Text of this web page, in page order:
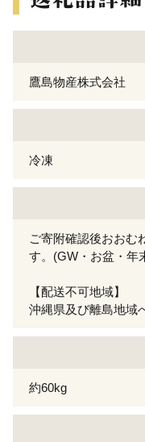
鷹島物産株式会社
冷凍
ご寄附確認後おおむ
す。(GW・お盆・年
【配送不可地域】
沖縄県及び離島地域
約60kg